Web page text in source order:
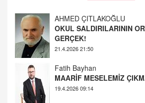
Fatih Bayhan
MAARİF MESELEMİZ
19.4.2026 09:14
YUSUF YAVUZYILMAZ
EĞİTİM'DE ŞİDDET
19.4.2026 08:58